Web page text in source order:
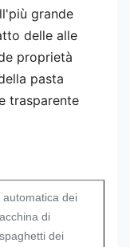
grande
delle alle
proprietà
pasta
trasparente
dei
di
dei